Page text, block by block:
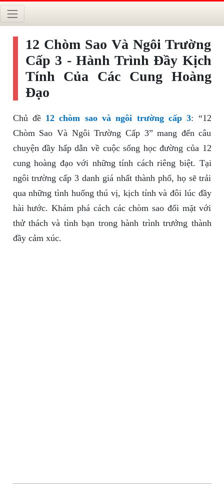
12 Chòm Sao Và Ngôi Trường
Cấp 3 - Hành Trình Đầy Kịch
Tính Của Các Cung Hoàng
Đạo
Chủ đề 12 chòm sao và ngôi trường cấp 3: “12
Chòm Sao Và Ngôi Trường Cấp 3” mang đến câu
chuyện đầy hấp dẫn về cuộc sống học đường của 12
cung hoàng đạo với những tính cách riêng biệt. Tại
ngôi trường cấp 3 danh giá nhất thành phố, họ sẽ trải
qua những tình huống thú vị, kịch tính và đôi lúc đầy
hài hước. Khám phá cách các chòm sao đối mặt với
thử thách và tình bạn trong hành trình trưởng thành
đầy cảm xúc.